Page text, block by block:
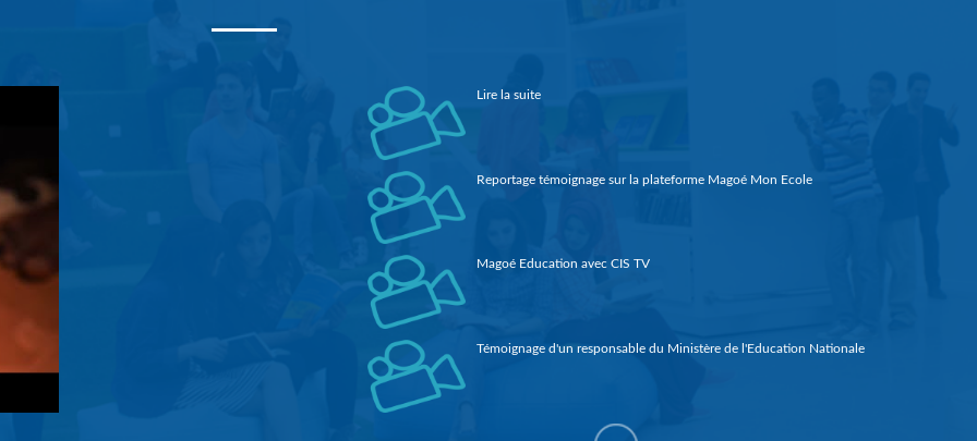
Lire la suite
Reportage témoignage sur la plateforme Magoé Mon Ecole
Magoé Education avec CIS TV
Témoignage d'un responsable du Ministère de l'Education Nationale
3ème prix Orange de entrepreneuriat social (Guinée 2018)